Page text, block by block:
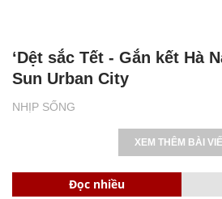
NHỊP SỐNG
‘Dệt sắc Tết - Gắn kết Hà
Sun Urban City
XEM THÊM BÀI
Đọc nhiều